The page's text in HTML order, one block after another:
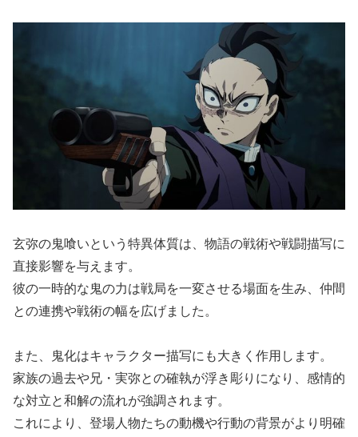
玄弥の鬼喰いという特異体質は、物語の戦術や戦闘描写に
直接影響を与えます。
彼の一時的な鬼の力は戦局を一変させる場面を生み、仲間
との連携や戦術の幅を広げました。
また、鬼化はキャラクター描写にも大きく作用します。
家族の過去や兄・実弥との確執が浮き彫りになり、感情的
な対立と和解の流れが強調されます。
これにより、登場人物たちの動機や行動の背景がより明確